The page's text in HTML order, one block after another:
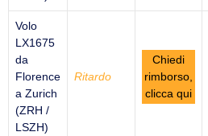
Volo
LX1675
da
Florence
a Zurich
(ZRH /
LSZH)
Ritardo
Chiedi
rimborso,
clicca qui